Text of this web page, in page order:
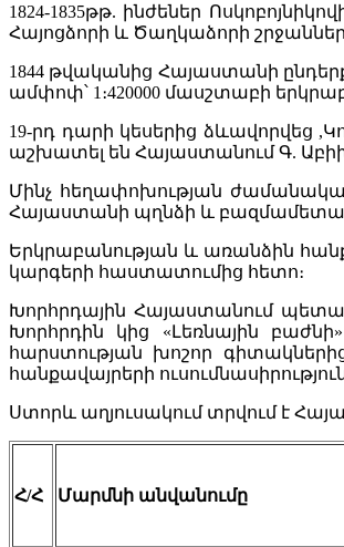
1824-1835թթ. ինժեներ
Հայոցձորի և Ծաղկաձորի
1844 թվականից Հայաստանի
ամփոփ՝ 1։420000 մասշտաբի
19-րդ դարի կեսերից ձևավորվեց
աշխատել են Հայաստանում Գ.
Մինչ հեղափոխության
Հայաստանի պղնձի և
Երկրաբանության և առանձին
կարգերի հաստատումից հետո։
Խորհրդային Հայաստանում
Խորհրդին կից «Լեռնային
հարստության խոշոր
հանքավայրերի
Ստորև աղյուսակում տրվում է
Հ/Հ Մարմնի անվանումը